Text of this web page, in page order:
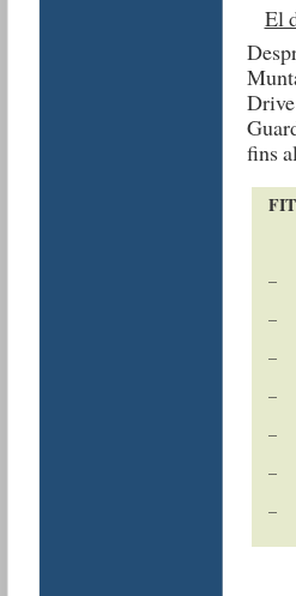
El
fins
–
–
–
–
–
–
–